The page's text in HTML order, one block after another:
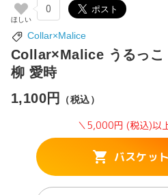
0
Collar×Malice
Collar×Malice うるっこ
柳 愛時
1,100円
（税込）
＼5,000円 (税込)以
バスケッ